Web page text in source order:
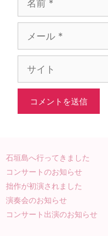
ル
ト
石垣島へ行ってきました
コンサートのお知らせ
拙作が初演されました
演奏会のお知らせ
コンサート出演のお知らせ